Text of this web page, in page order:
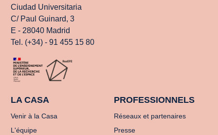
Ciudad Universitaria
C/ Paul Guinard, 3
E - 28040 Madrid
Tel. (+34) - 91 455 15 80
LA CASA
Venir à la Casa
L'équipe
PROFESSIONNELS
Réseaux et partenaires
Presse